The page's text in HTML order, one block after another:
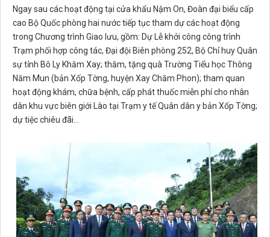
Ngay sau các hoạt động tại cửa khẩu Nậm On, Đoàn đại biểu cấp
cao Bộ Quốc phòng hai nước tiếp tục tham dự các hoạt động
trong Chương trình Giao lưu, gồm: Dự Lễ khởi công công trình
Trạm phối hợp công tác, Đại đội Biên phòng 252, Bộ Chỉ huy Quân
sự tỉnh Bô Ly Khăm Xay; thăm, tặng quà Trường Tiểu học Thông
Năm Mun (bản Xốp Tờng, huyện Xay Chăm Phon); tham quan
hoạt động khám, chữa bệnh, cấp phát thuốc miễn phí cho nhân
dân khu vực biên giới Lào tại Trạm y tế Quân dân y bản Xốp Tờng;
dự tiệc chiêu đãi...